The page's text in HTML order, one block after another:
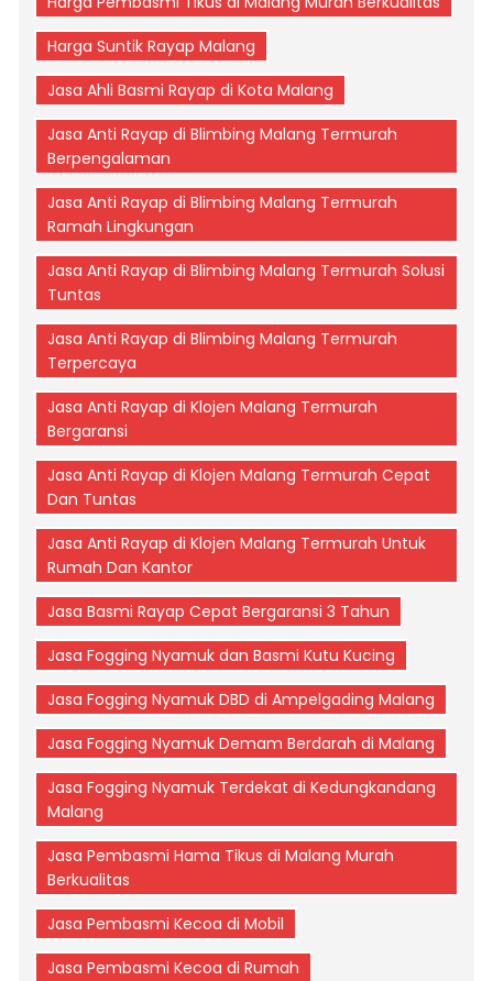
Harga Suntik Rayap Malang
Jasa Ahli Basmi Rayap di Kota Malang
Jasa Anti Rayap di Blimbing Malang Termurah
Berpengalaman
Jasa Anti Rayap di Blimbing Malang Termurah
Ramah Lingkungan
Jasa Anti Rayap di Blimbing Malang Termurah Solusi
Tuntas
Jasa Anti Rayap di Blimbing Malang Termurah
Terpercaya
Jasa Anti Rayap di Klojen Malang Termurah
Bergaransi
Jasa Anti Rayap di Klojen Malang Termurah Cepat
Dan Tuntas
Jasa Anti Rayap di Klojen Malang Termurah Untuk
Rumah Dan Kantor
Jasa Basmi Rayap Cepat Bergaransi 3 Tahun
Jasa Fogging Nyamuk dan Basmi Kutu Kucing
Jasa Fogging Nyamuk DBD di Ampelgading Malang
Jasa Fogging Nyamuk Demam Berdarah di Malang
Jasa Fogging Nyamuk Terdekat di Kedungkandang
Malang
Jasa Pembasmi Hama Tikus di Malang Murah
Berkualitas
Jasa Pembasmi Kecoa di Mobil
Jasa Pembasmi Kecoa di Rumah